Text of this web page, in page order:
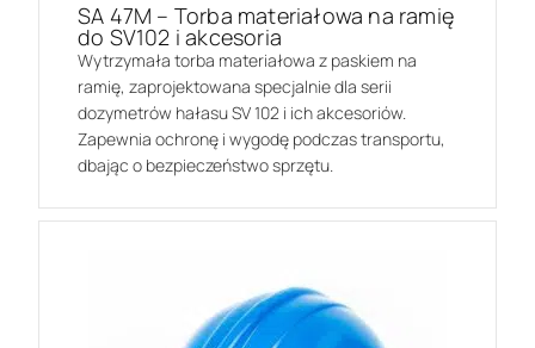
SA 47M – Torba materiałowa na ramię
do SV102 i akcesoria
Wytrzymała torba materiałowa z paskiem na
ramię, zaprojektowana specjalnie dla serii
dozymetrów hałasu SV 102 i ich akcesoriów.
Zapewnia ochronę i wygodę podczas transportu,
dbając o bezpieczeństwo sprzętu.